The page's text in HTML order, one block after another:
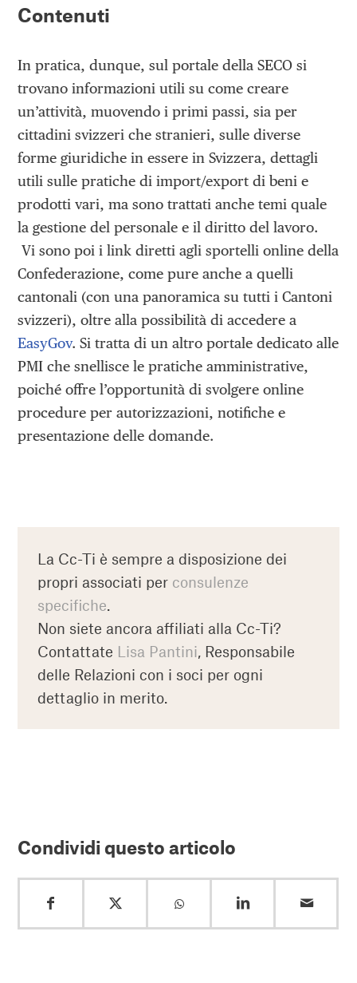
Contenuti
In pratica, dunque, sul portale della SECO si
trovano informazioni utili su come creare
un’attività, muovendo i primi passi, sia per
cittadini svizzeri che stranieri, sulle diverse
forme giuridiche in essere in Svizzera, dettagli
utili sulle pratiche di import/export di beni e
prodotti vari, ma sono trattati anche temi quale
la gestione del personale e il diritto del lavoro.
Vi sono poi i link diretti agli sportelli online della
Confederazione, come pure anche a quelli
cantonali (con una panoramica su tutti i Cantoni
svizzeri), oltre alla possibilità di accedere a
EasyGov. Si tratta di un altro portale dedicato alle
PMI che snellisce le pratiche amministrative,
poiché offre l’opportunità di svolgere online
procedure per autorizzazioni, notifiche e
presentazione delle domande.
La Cc-Ti è sempre a disposizione dei
propri associati per consulenze
specifiche.
Non siete ancora affiliati alla Cc-Ti?
Contattate Lisa Pantini, Responsabile
delle Relazioni con i soci per ogni
dettaglio in merito.
Condividi questo articolo